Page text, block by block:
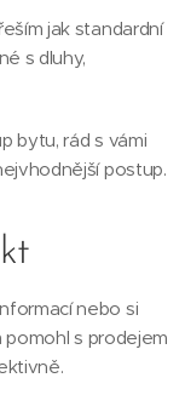
jak standardní
s dluhy,
bytu, rád s vámi
postup.
nebo si
pomohl s prodejem